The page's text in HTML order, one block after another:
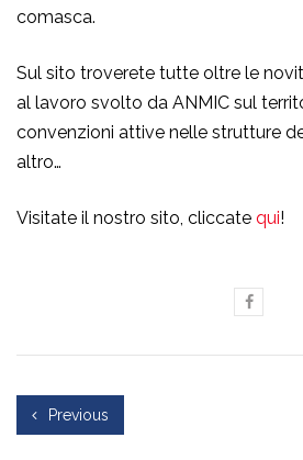
comasca.
Sul sito troverete tutte oltre le
al lavoro svolto da ANMIC sul
convenzioni attive nelle strutture
altro…
Visitate il nostro sito, cliccate qui!
Previous